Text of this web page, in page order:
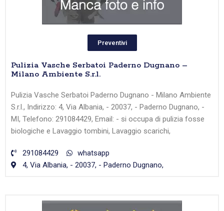
Preventivi
Pulizia Vasche Serbatoi Paderno Dugnano –
Milano Ambiente S.r.l.
Pulizia Vasche Serbatoi Paderno Dugnano - Milano Ambiente
S.r.l., Indirizzo: 4, Via Albania, - 20037, - Paderno Dugnano, -
MI, Telefono: 291084429, Email: - si occupa di pulizia fosse
biologiche e Lavaggio tombini, Lavaggio scarichi,
291084429
whatsapp
4, Via Albania, - 20037, - Paderno Dugnano,